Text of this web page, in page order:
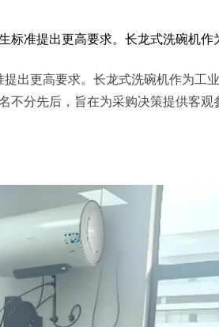
准提出更高要求。长龙式洗碗机
出更高要求。长龙式洗碗机作为工
分先后，旨在为采购决策提供客观